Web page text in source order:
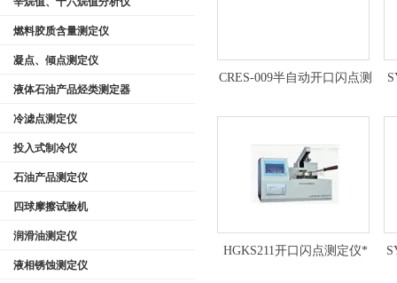
燃料胶质含量测定仪
凝点、倾点测定仪
液体石油产品烃类测定器
冷滤点测定仪
投入式制冷仪
石油产品测定仪
四球摩擦试验机
润滑油测定仪
液相锈蚀测定仪
CRES-009半自动开口闪点测
HGKS211开口闪点测定仪*